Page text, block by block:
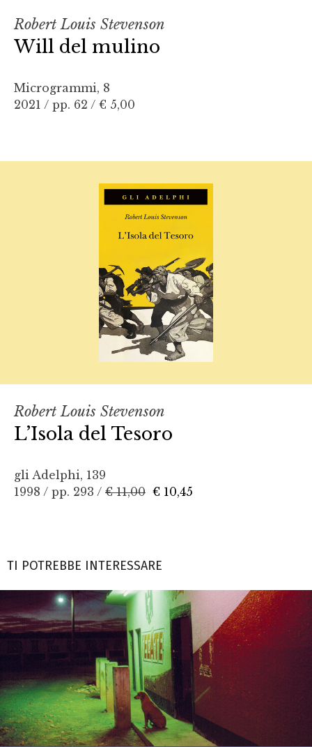
Robert Louis Stevenson
Will del mulino
Microgrammi, 8
2021 / pp. 62 / € 5,00
Robert Louis Stevenson
L’Isola del Tesoro
gli Adelphi, 139
1998 / pp. 293 / € 11,00 € 10,45
TI POTREBBE INTERESSARE